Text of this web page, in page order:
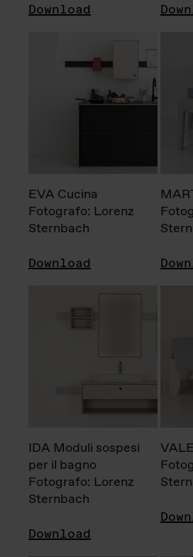
Download
EVA Cucina
Fotografo: Lorenz
Sternbach
Download
IDA Moduli sospesi
per il bagno
Fotografo: Lorenz
Sternbach
Download